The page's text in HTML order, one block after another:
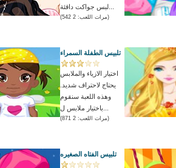
(مرات اللعب: 2 542)
تلبيس الطفلة السمراء
اختيار الازياء والملابس
يحتاج لاحتراف شديد.
وهذه اللعبة سنقوم
(مرات اللعب: 2 871)
تلبيس الفتاه الصغيره